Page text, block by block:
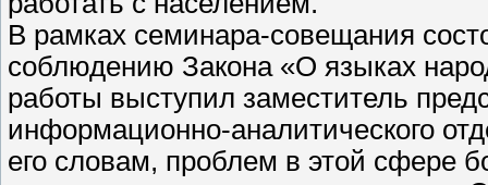
В рамках семинара-совещания
соблюдению Закона «О языках
работы выступил заместитель
информационно-аналитического
его словам, проблем в этой сфере